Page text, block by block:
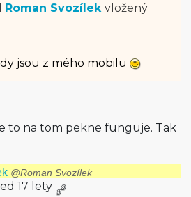
Roman Svozílek vložený
jsou z mého mobilu
to na tom pekne funguje. Tak
@Roman Svozílek
17 lety